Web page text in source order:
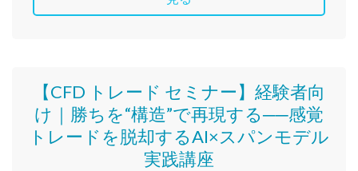
【CFD トレード セミナー】 経験者向
け｜ 勝ちを“構造”で再現する──感覚
トレードを脱却するAI×スパンモデル
実践講座